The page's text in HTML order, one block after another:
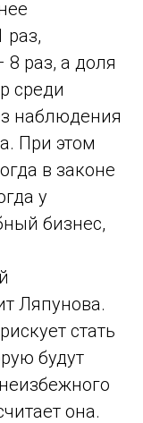
раз,
раз, а доля
среди
наблюдения
При этом
в законе
у
бизнес,
Ляпунова.
стать
будут
она.